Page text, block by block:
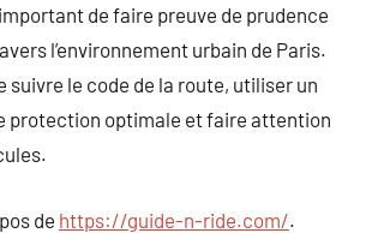
de faire preuve de prudence
l’environnement urbain de Paris.
suivre le code de la route, utiliser un
protection optimale et faire attention
de https://guide-n-ride.com/.